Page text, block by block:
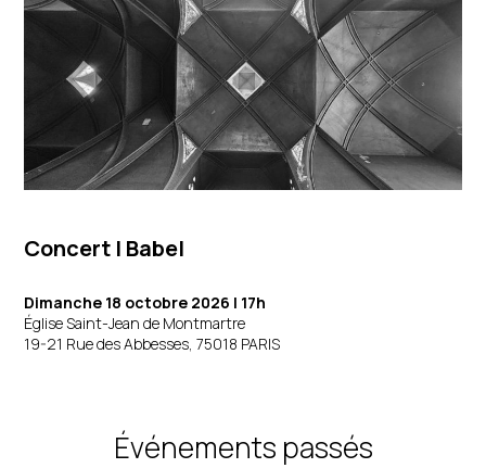
Concert | Babel
Dimanche 18 octobre 2026 | 17h
Église Saint-Jean de Montmartre
19-21 Rue des Abbesses, 75018 PARIS
Événements passés